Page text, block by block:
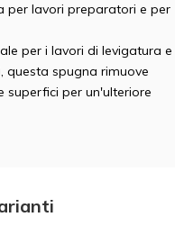
per lavori preparatori e per
per i lavori di levigatura e
questa spugna rimuove
superfici per un'ulteriore